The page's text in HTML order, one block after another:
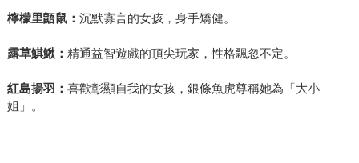
檸檬里鼯鼠： 沉默寡言的女孩，身手矯健。
露草鯕鰍： 精通益智遊戲的頂尖玩家，性格飄忽不定。
紅島揚羽： 喜歡彰顯自我的女孩，銀條魚虎尊稱她為「大小
姐」。